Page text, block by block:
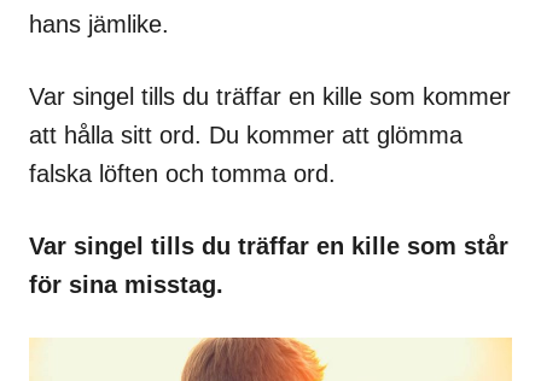
hans jämlike.
Var singel tills du träffar en kille som kommer
att hålla sitt ord. Du kommer att glömma
falska löften och tomma ord.
Var singel tills du träffar en kille som står
för sina misstag.